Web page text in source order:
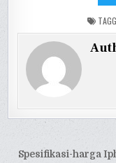
Navigasi
Spesifikasi-harga